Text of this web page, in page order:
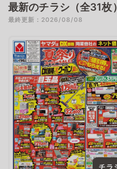
最新のチラシ（全31枚）
最終更新：2026/08/08